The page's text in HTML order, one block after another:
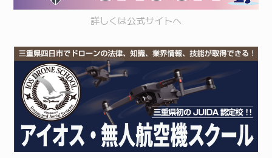
詳しくは公式サイトへ